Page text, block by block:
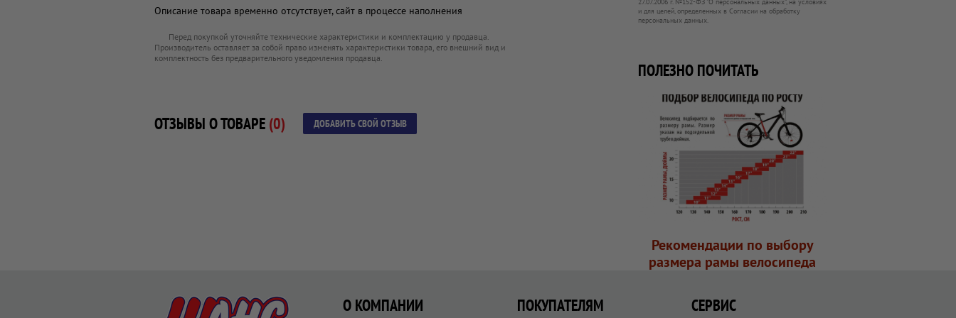
Описание товара временно отсутствует, сайт в процессе наполнения
Перед покупкой уточняйте технические характеристики и комплектацию у продавца.
Производитель оставляет за собой право изменять характеристики товара, его внешний вид и
комплектность без предварительного уведомления продавца.
ОТЗЫВЫ О ТОВАРЕ (0) ДОБАВИТЬ СВОЙ ОТЗЫВ
и для целей, определенных в Согласии на обработку
персональных данных.
ПОЛЕЗНО ПОЧИТАТЬ
Рекомендации по выбору
размера рамы велосипеда
О КОМПАНИИ ПОКУПАТЕЛЯМ СЕРВИС